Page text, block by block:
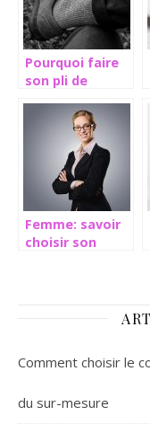
Pourquoi faire
son pli de
devenu
indispensable
aujourd’hui ?
Femme: savoir
choisir son
Comment choisir le
du sur-mesure